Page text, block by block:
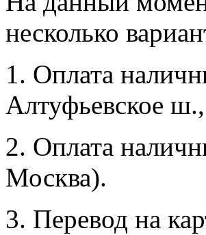
несколько
1. Оплата
Алтуфьевское
2. Оплата
Москва).
3. Перевод на